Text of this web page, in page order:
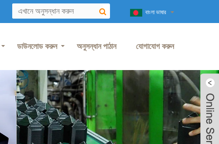
বাংলা ভাষার
ডাউনলোড করুন অনুসন্ধান পাঠান যোগাযোগ করুন